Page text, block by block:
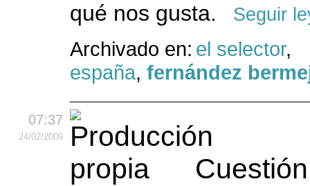
qué nos gusta.
Seguir
Archivado en: el selector,
españa, fernández
07:37
24/02/2009